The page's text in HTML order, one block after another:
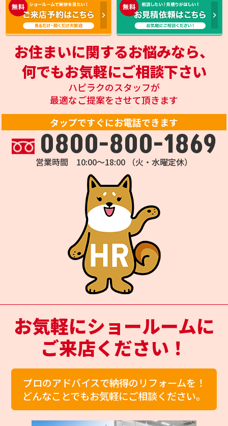
お住まいに関するお悩みなら、
何でもお気軽にご相談下さい
ハピラクのスタッフが
最適なご提案をさせて頂きます
タップですぐにお電話できます
0800-800-1869
営業時間 10:00～18:00 （火・水曜定休）
お気軽にショールームに
ご来店ください！
プロのアドバイスで納得のリフォームを！
どんなことでもお気軽にご相談ください。